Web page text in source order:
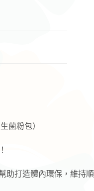
菌粉包）
助打造體內環保，維持順